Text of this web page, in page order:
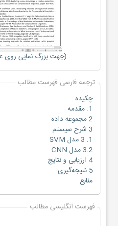
(جهت بزرگ نمایی روی
ترجمه فارسی فهرست مطالب
چکیده
1. مقدمه
2 مجموعه داده
3 شرح سیستم
1. 3 مدل SVM
3.2 مدل CNN
4 ارزیابی و نتایج
5 نتیجه‌گیری
منابع
فهرست انگلیسی مطالب